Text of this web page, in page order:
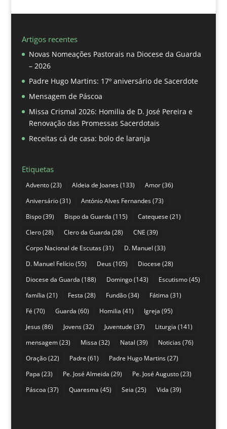
Artigos recentes
Novas Nomeações Pastorais na Diocese da Guarda
– 2026
Padre Hugo Martins: 17º aniversário de Sacerdote
Mensagem de Páscoa
Missa Crismal 2026: Homilia de D. José Pereira e
Renovação das Promessas Sacerdotais
Receitas cá de casa: bolo de laranja
Etiquetas
Advento(23) Aldeia de Joanes(133) Amor(36)
Aniversário(31) António Alves Fernandes(73)
Bispo(39) Bispo da Guarda (115) Catequese (21)
Clero(28) Clero da Guarda (28) CNE (39)
Corpo Nacional de Escutas(31) D. Manuel (33)
D. Manuel Felício(55) Deus(105) Diocese (28)
Diocese da Guarda (188) Domingo(143) Escutismo(45)
família (21) Festa (28) Fundão(34) Fátima (31)
Fé (70) Guarda (60) Homilia (41) Igreja (95)
Jesus(86) Jovens(32) Juventude (37) Liturgia (141)
mensagem(23) Missa (32) Natal (39) Noticias(76)
Oração(22) Padre (61) Padre Hugo Martins(27)
Papa (23) Pe. José Almeida (29) Pe. José Augusto(23)
Páscoa (37) Quaresma (45) Seia (25) Vida (39)